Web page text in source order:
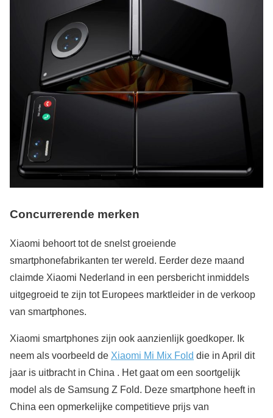
Concurrerende merken
Xiaomi behoort tot de snelst groeiende
smartphonefabrikanten ter wereld. Eerder deze maand
claimde Xiaomi Nederland in een persbericht inmiddels
uitgegroeid te zijn tot Europees marktleider in de verkoop
van smartphones.
Xiaomi smartphones zijn ook aanzienlijk goedkoper. Ik
neem als voorbeeld de Xiaomi Mi Mix Fold die in April dit
jaar is uitbracht in China . Het gaat om een soortgelijk
model als de Samsung Z Fold. Deze smartphone heeft in
China een opmerkelijke competitieve prijs van